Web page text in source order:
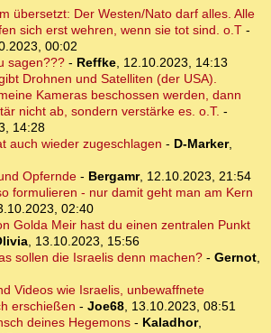
übersetzt: Der Westen/Nato darf alles. Alle
sich erst wehren, wenn sie tot sind. o.T -
00:02
sagen???- Reffke, 12.10.2023, 14:13
Drohnen und Satelliten (der USA).
Kameras beschossen werden, dann
nicht ab, sondern verstärke es. o.T. -
14:28
auch wieder zugeschlagen - D-Marker,
Opfernde- Bergamr, 12.10.2023, 21:54
formulieren - nur damit geht man am Kern
02:40
Golda Meir hast du einen zentralen Punkt
, 13.10.2023, 15:56
sollen die Israelis denn machen?- Gernot,
Videos wie Israelis, unbewaffnete
erschießen - Joe68, 13.10.2023, 08:51
deines Hegemons- Kaladhor,